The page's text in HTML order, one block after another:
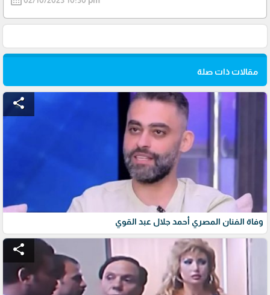
مقالات ذات صلة
share
وفاة الفنان المصري أحمد جلال عبد القوي
share